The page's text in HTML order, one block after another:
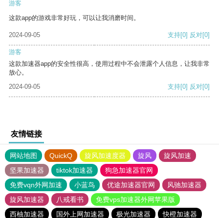
游客
这款app的游戏非常好玩，可以让我消磨时间。
2024-09-05 支持[0] 反对[0]
游客
这款加速器app的安全性很高，使用过程中不会泄露个人信息，让我非常
放心。
2024-09-05
支持[0] 反对[0]
友情链接
网站地图 QuickQ 旋风加速度器 旋风
旋风加速
坚果加速器
tiktok加速器
狗急加速器官网
免费vqn外网加速
小蓝鸟 优途加速器官网
风驰加速器
旋风加速器
八戒看书
免费vps加速器外网苹果版
西柚加速器
国外上网加速器 极光加速器 快橙加速器